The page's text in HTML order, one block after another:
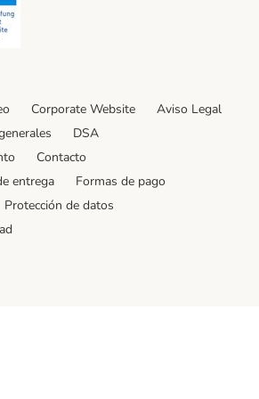
Corporate Website
Aviso Legal
DSA
Contacto
entrega
Formas de pago
Protección de datos